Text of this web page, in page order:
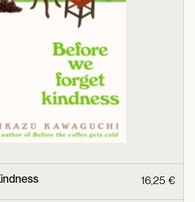
16,25 €